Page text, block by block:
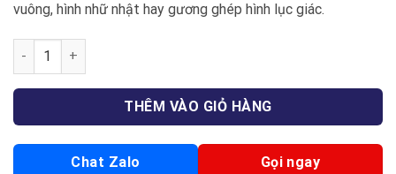
vuông, hình nhữ nhật hay gương ghép hình lục giác.
Gương trang trí 05 số lượng
THÊM VÀO GIỎ HÀNG
Chat Zalo
Gọi ngay